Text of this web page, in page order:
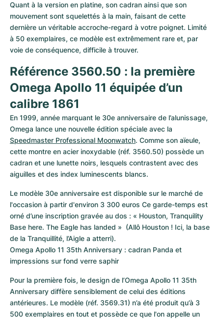
Quant à la version en platine, son cadran ainsi que son
mouvement sont squelettés à la main, faisant de cette
dernière un véritable accroche-regard à votre poignet. Limité
à 50 exemplaires, ce modèle est extrêmement rare et, par
voie de conséquence, difficile à trouver.
Référence 3560.50 : la première
Omega Apollo 11 équipée d’un
calibre 1861
En 1999, année marquant le 30e anniversaire de l’alunissage,
Speedmaster Professional Moonwatch. Comme son aïeule,
cette montre en acier inoxydable (réf. 3560.50) possède un
cadran et une lunette noirs, lesquels contrastent avec des
aiguilles et des index luminescents blancs.
Le modèle 30e anniversaire est disponible sur le marché de
l'occasion à partir d'environ 3 300 euros Ce garde-temps est
orné d’une inscription gravée au dos : « Houston, Tranquility
Base here. The Eagle has landed »  (Allô Houston ! Ici, la base
de la Tranquillité, l’Aigle a atterri).
Omega Apollo 11 35th Anniversary : cadran Panda et
impressions sur fond verre saphir
Pour la première fois, le design de l’Omega Apollo 11 35th
Anniversary diffère sensiblement de celui des éditions
antérieures. Le modèle (réf. 3569.31) n’a été produit qu’à 3
500 exemplaires en tout et possède ce que l'on appelle un